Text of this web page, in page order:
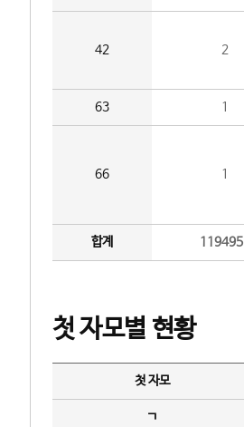
42 2
63 1
66 1
합계
첫 자모별 현황
첫 자모
ㄱ